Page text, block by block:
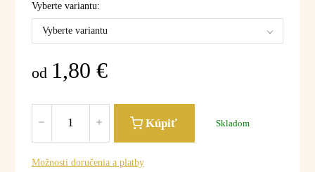
Vyberte variantu:
Vyberte variantu
od 1,80 €
Kúpiť Skladom
Možnosti doručenia a platby